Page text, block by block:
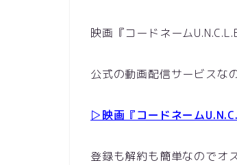
映画『コードネーム
公式の動画配信サービスな
▷映画『コードネーム
登録も解約も簡単なのでオ